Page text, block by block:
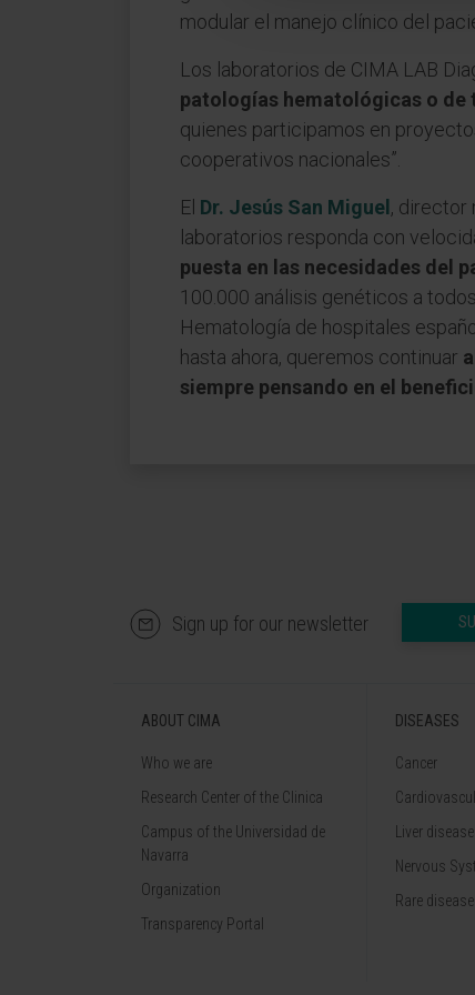
modular el manejo clínico del
Los laboratorios de CIMA LAB
patologías hematológicas o de
quienes participamos en
cooperativos nacionales”.
El Dr. Jesús San Miguel , director
laboratorios responda con
puesta en las necesidades del
100.000 análisis genéticos a
Hematología de hospitales
hasta ahora, queremos continuar
siempre pensando en el
Sign up for our newsletter
ABOUT CIMA
Who we are
Research Center of the Clinica
Campus of the Universidad de
Navarra
Organization
Transparency Portal
DISEASES
Cancer
Liver
Nervous
Rare